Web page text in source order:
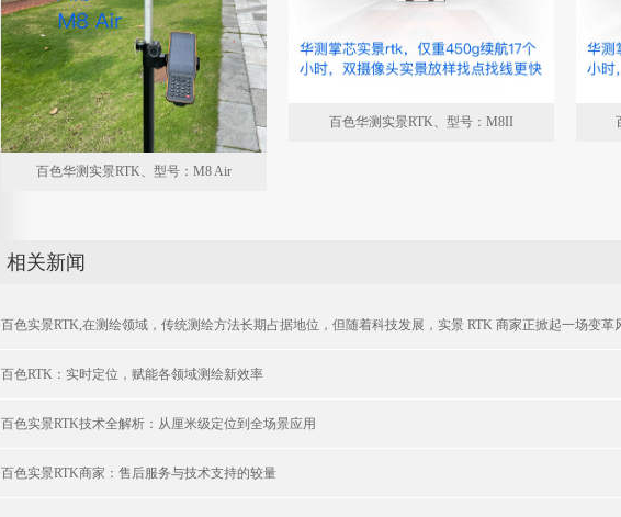
百色华测实景RTK、型号：M8 Air
百色华测实景RTK、型号：M8II
相关新闻
百色实景RTK,在测绘领域，传统测绘方法长期占据地位，但随着科技发展，实景 RTK 商家正掀起一场变革
百色RTK：实时定位，赋能各领域测绘新效率
百色实景RTK技术全解析：从厘米级定位到全场景应用
百色实景RTK商家：售后服务与技术支持的较量